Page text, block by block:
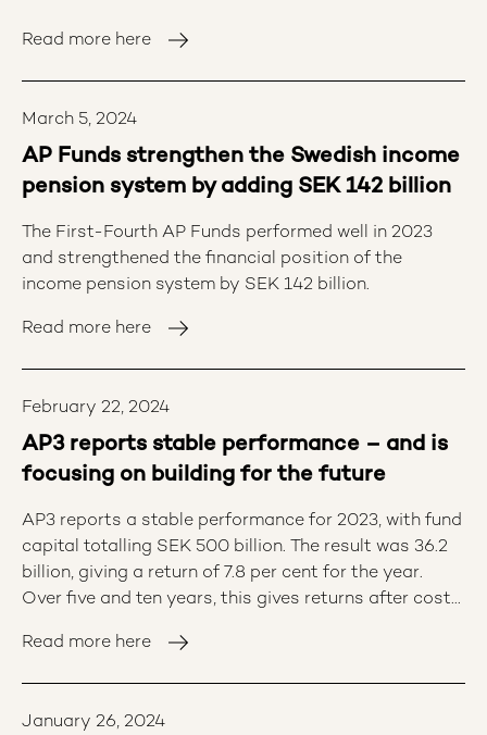
Read more here
March 5, 2024
AP Funds strengthen the Swedish income
pension system by adding SEK 142 billion
The First-Fourth AP Funds performed well in 2023
and strengthened the financial position of the
income pension system by SEK 142 billion.
Read more here
February 22, 2024
AP3 reports stable performance – and is
focusing on building for the future
AP3 reports a stable performance for 2023, with fund
capital totalling SEK 500 billion. The result was 36.2
billion, giving a return of 7.8 per cent for the year.
Over five and ten years, this gives returns after costs
Read more here
January 26, 2024